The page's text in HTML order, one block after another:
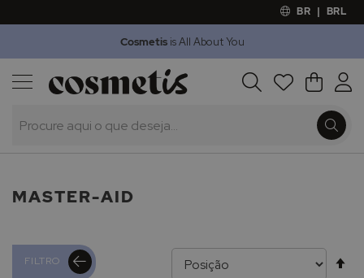
BR | BRL
Cosmetisis All About You
Procura O Meu
Outlet
MASTER-AID
FILTRO